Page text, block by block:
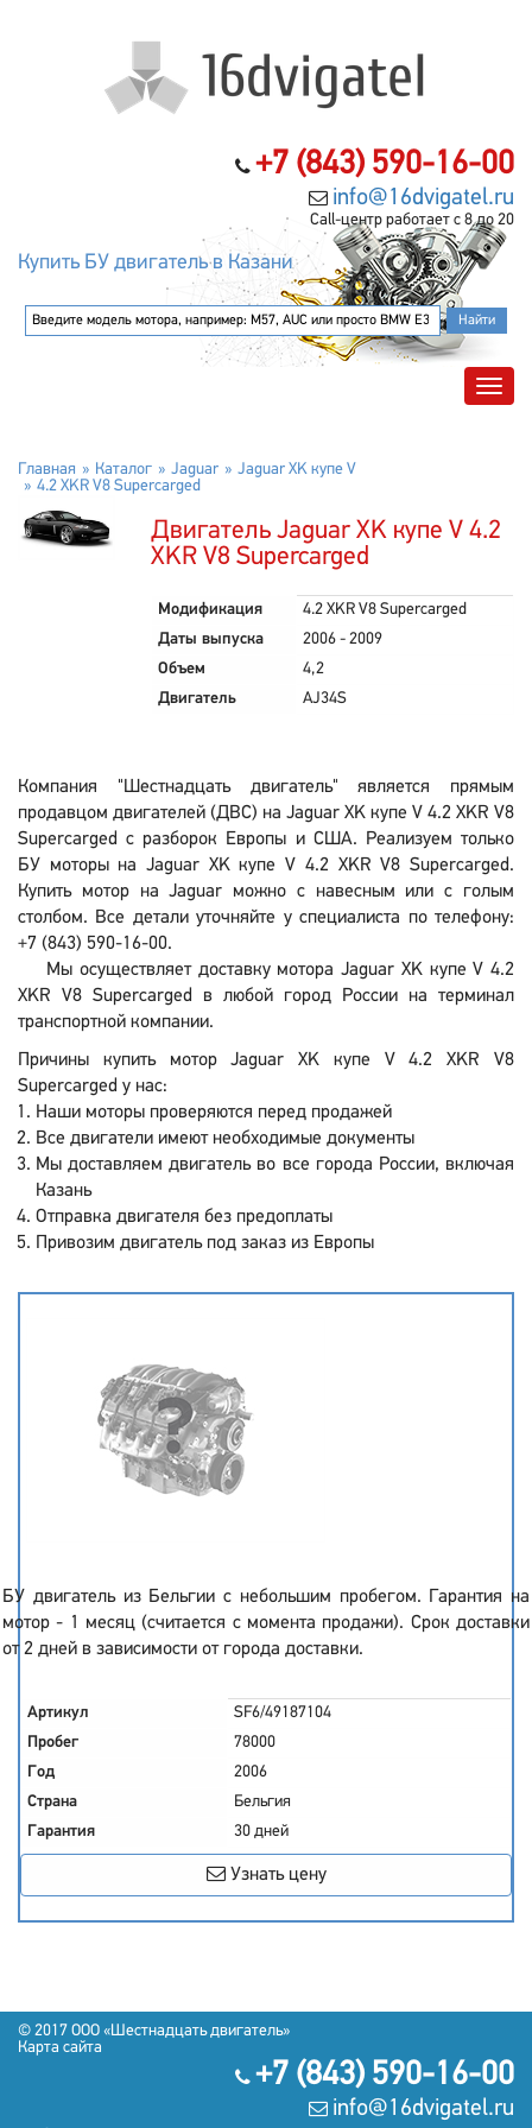
+7 (843) 590-16-00
info@16dvigatel.ru
Call-центр работает с 8 до 20
Купить БУ двигатель в Казани
Главная Каталог Jaguar
Jaguar XK купе V
4.2 XKR V8 Supercarged
Двигатель Jaguar XK купе V 4.2
XKR V8 Supercarged
Модификация
4.2 XKR V8 Supercarged
Даты выпуска
2006 - 2009
Объем
4,2
Двигатель
AJ34S
Компания "Шестнадцать двигатель" является прямым
продавцом двигателей (ДВС) на Jaguar XK купе V 4.2 XKR V8
Supercarged с разборок Европы и США. Реализуем только
БУ моторы на Jaguar XK купе V 4.2 XKR V8 Supercarged.
Купить мотор на Jaguar можно с навесным или с голым
столбом. Все детали уточняйте у специалиста по телефону:
+7 (843) 590-16-00.
Мы осуществляет доставку мотора Jaguar XK купе V 4.2
XKR V8 Supercarged в любой город России на терминал
транспортной компании.
Причины купить мотор Jaguar XK купе V 4.2 XKR V8
Supercarged у нас:
Наши моторы проверяются перед продажей
Все двигатели имеют необходимые документы
Мы доставляем двигатель во все города России, включая
Казань
Отправка двигателя без предоплаты
Привозим двигатель под заказ из Европы
БУ двигатель из Бельгии с небольшим пробегом. Гарантия на
мотор - 1 месяц (считается с момента продажи). Срок доставки
от 2 дней в зависимости от города доставки.
Артикул
SF6/49187104
Пробег
78000
Год
2006
Страна
Бельгия
Гарантия
30 дней
Узнать цену
© 2017 OOO «Шестнадцать двигатель»
Карта сайта
+7 (843) 590-16-00
info@16dvigatel.ru